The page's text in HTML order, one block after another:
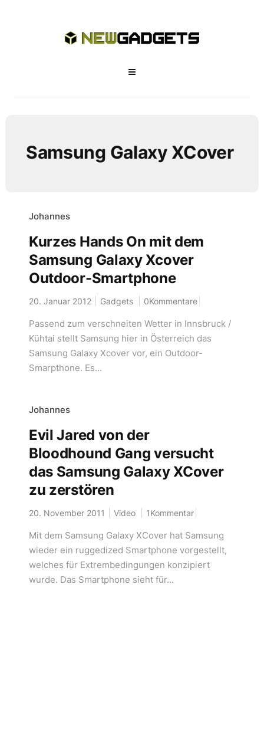
Samsung Galaxy XCover
Johannes
Kurzes Hands On mit dem
Samsung Galaxy Xcover
Outdoor-Smartphone
20. Januar 2012 Gadgets 0Kommentare
Passend zum verschneiten Wetter in Innsbruck /
Kühtai stellt Samsung hier in Österreich das
Samsung Galaxy Xcover vor, ein Outdoor-
Smarpthone. Es...
Johannes
Evil Jared von der
Bloodhound Gang versucht
das Samsung Galaxy XCover
zu zerstören
20. November 2011 Video 1Kommentar
Mit dem Samsung Galaxy XCover hat Samsung
wieder ein ruggedized Smartphone vorgestellt,
welches für Extrembedingungen konzipiert
wurde. Das Smartphone sieht für...